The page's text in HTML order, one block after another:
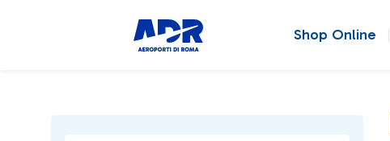
Shop Online